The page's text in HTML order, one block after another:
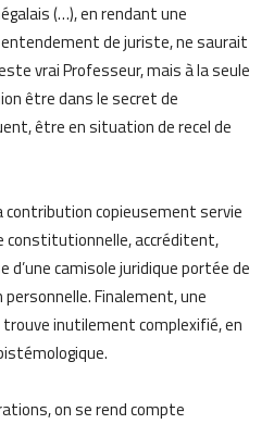
(…), en rendant une
de juriste, ne saurait
vrai Professeur, mais à la seule
être dans le secret de
être en situation de recel de
contribution copieusement servie
constitutionnelle, accréditent,
camisole juridique portée de
Finalement, une
inutilement complexifié, en
on se rend compte